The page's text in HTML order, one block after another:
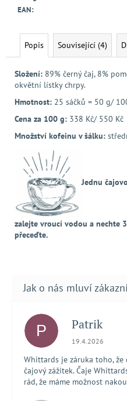
EAN:
Popis Související (4)
Složení: 89% černý čaj, 8%
okvětní lístky chrpy.
Hmotnost: 25 sáčků = 50 g/
Cena za 100 g: 338 Kč/ 550 Kč
Množství kofeinu v šálku:
Jednu
zalejte vroucí vodou a nechte
přeceďte.
P Patrik
Hodnocení
19.4.2026
Whittards je záruka toho,
čajový zážitek. Čaje
rád, že máme možnost